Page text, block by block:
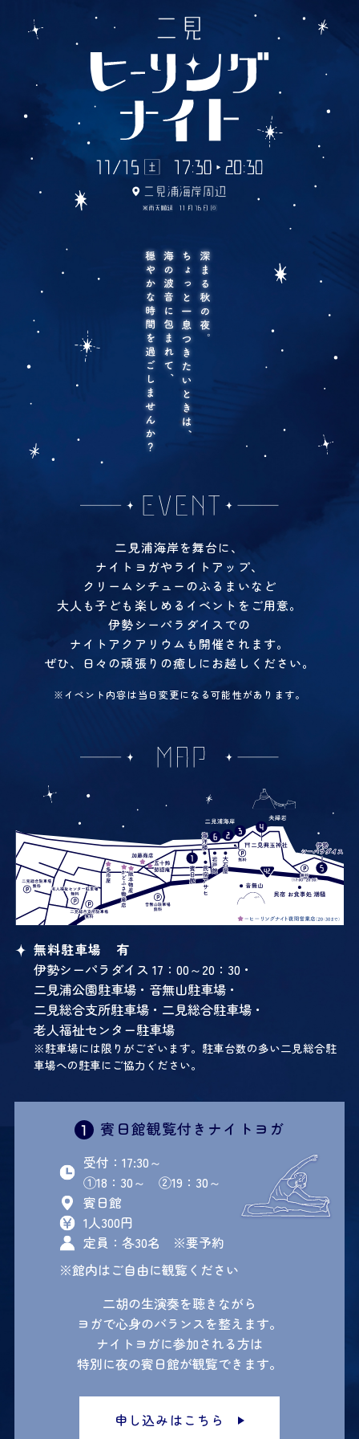
二見浦海岸を舞台に、
ナイトヨガやライトアップ、
クリームシチューのふるまいなど
大人も子ども楽しめるイベントをご用意。
伊勢シーパラダイスでの
ナイトアクアリウムも開催されます。
ぜひ、日々の頑張りの癒しにお越しください。
※イベント内容は当日変更になる可能性があります。
無料駐車場 有
伊勢シーパラダイス 17：00～20：30・
二見浦公園駐車場・ 音無山駐車場・
二見総合支所駐車場・ 二見総合駐車場・
老人福祉センター駐車場
※駐車場には限りがございます。駐車台数の多い二見総合駐
車場への駐車にご協力ください。
賓日館観覧付きナイトヨガ
受付：17:30～
①18：30～ ②19：30～
賓日館
1人300円
定員：各30名 ※要予約
※館内はご自由に観覧ください
二胡の生演奏を聴きながら
ヨガで心身のバランスを整えます。
ナイトヨガに参加される方は
特別に夜の賓日館が観覧できます。
申し込みはこちら